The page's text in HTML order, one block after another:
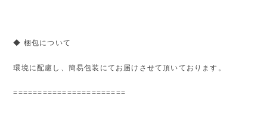
◆ 梱包について
環境に配慮し、簡易包装にてお届けさせて頂いております。
=======================